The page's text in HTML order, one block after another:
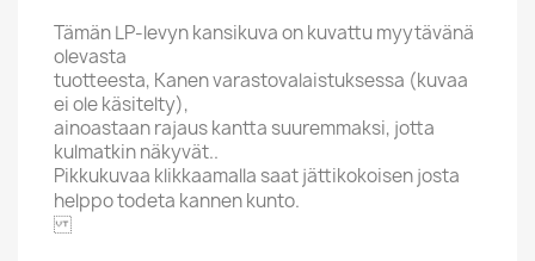
Tämän LP-levyn kansikuva on kuvattu myytävänä
olevasta
tuotteesta, Kanen varastovalaistuksessa (kuvaa
ei ole käsitelty),
ainoastaan rajaus kantta suuremmaksi, jotta
kulmatkin näkyvät..
Pikkukuvaa klikkaamalla saat jättikokoisen josta
helppo todeta kannen kunto.